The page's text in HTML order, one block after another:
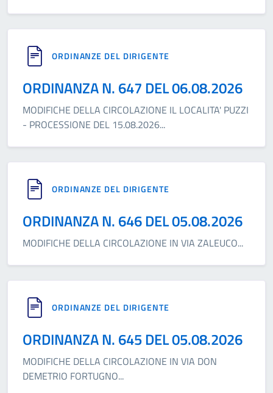
ORDINANZE DEL DIRIGENTE
ORDINANZA N. 647 DEL 06.08.2026
MODIFICHE DELLA CIRCOLAZIONE IL LOCALITA' PUZZI
- PROCESSIONE DEL 15.08.2026...
ORDINANZE DEL DIRIGENTE
ORDINANZA N. 646 DEL 05.08.2026
MODIFICHE DELLA CIRCOLAZIONE IN VIA ZALEUCO...
ORDINANZE DEL DIRIGENTE
ORDINANZA N. 645 DEL 05.08.2026
MODIFICHE DELLA CIRCOLAZIONE IN VIA DON
DEMETRIO FORTUGNO...